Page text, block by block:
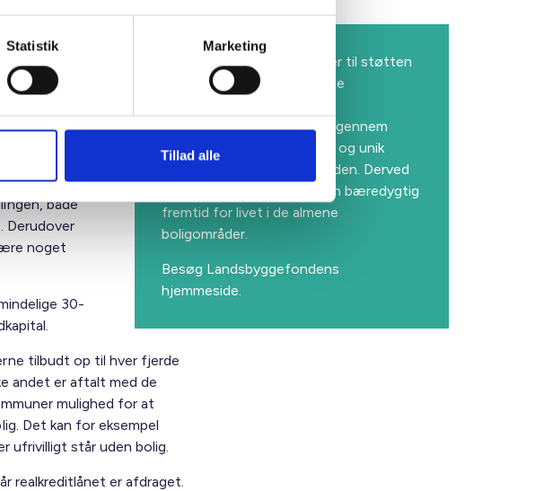
Statistik Marketing
Tillad alle
Landsbyggefonden bidrager til støtten
og udviklingen af det almene
konkurrenceevne. Det sker gennem
forskellige støtteordninger og unik
data- og evidensbaseret viden. Derved
er fonden med til at sikre en bæredygtig
fremtid for livet i de almene
boligområder.
Besøg Landsbyggefondens
hjemmeside.
niveau, så
både
Derudover
noget
30-
tilbudt op til hver fjerde
andet er aftalt med de
mulighed for at
Det kan for eksempel
ufrivilligt står uden bolig.
realkreditlånet er afdraget.